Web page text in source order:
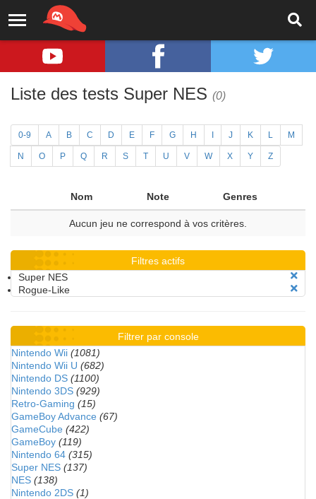
Liste des tests Super NES (0)
0-9 A B C D E F G H J K L M
N O P Q R S T U V W X Y Z
Nom Note Genres
Aucun jeu ne correspond à vos critères.
Filtres actifs
Super NES
Rogue-Like
Filtrer par console
Nintendo Wii (1081)
Nintendo Wii U (682)
Nintendo DS (1100)
Nintendo 3DS (929)
Retro-Gaming (15)
GameBoy Advance (67)
GameCube (422)
GameBoy (119)
Nintendo 64 (315)
Super NES (137)
NES (138)
Nintendo 2DS (1)